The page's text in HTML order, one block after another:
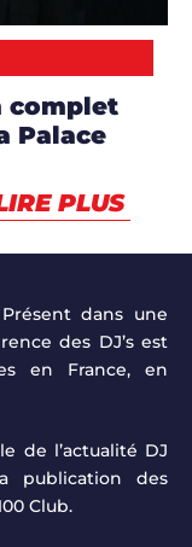
complet
Palace
PLUS
dans une
des DJ’s est
en France, en
de l’actualité DJ
publication des
Club.